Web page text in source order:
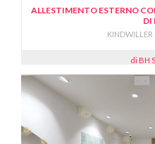
ALLESTIMENTO ESTERNO
DI
KINDWILLER
di BH